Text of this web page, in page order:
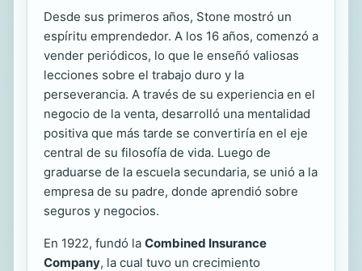
Desde sus primeros años, Stone mostró un
espíritu emprendedor. A los 16 años, comenzó a
vender periódicos, lo que le enseñó valiosas
lecciones sobre el trabajo duro y la
perseverancia. A través de su experiencia en el
negocio de la venta, desarrolló una mentalidad
positiva que más tarde se convertiría en el eje
central de su filosofía de vida. Luego de
graduarse de la escuela secundaria, se unió a la
empresa de su padre, donde aprendió sobre
seguros y negocios.
En 1922, fundó la Combined Insurance
Company, la cual tuvo un crecimiento